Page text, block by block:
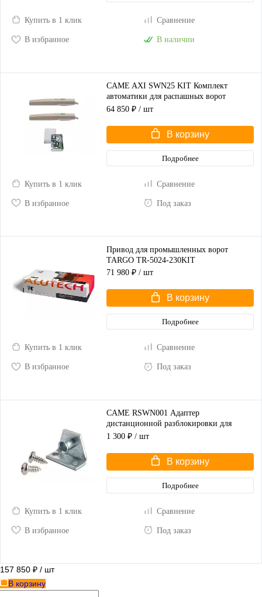
Купить в 1 клик Сравнение
В избранное В наличии
CAME AXI SWN25 KIT Комплект
автоматики для распашных ворот
(корпус серый)
64 850 ₽ / шт
В корзину
Подробнее
Купить в 1 клик Сравнение
В избранное Под заказ
Привод для промышленных ворот
TARGO TR-5024-230KIT
71 980 ₽ / шт
В корзину
Подробнее
Купить в 1 клик Сравнение
В избранное Под заказ
CAME RSWN001 Адаптер
дистанционной разблокировки для
распашных ворот
1 300 ₽ / шт
В корзину
Подробнее
Купить в 1 клик Сравнение
В избранное Под заказ
157 850 ₽ / шт
В корзину